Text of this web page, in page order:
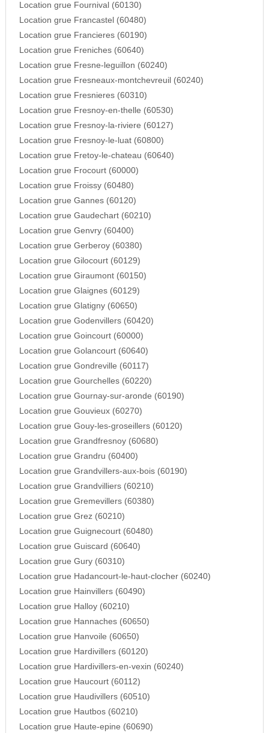
Location grue Fournival (60130)
Location grue Francastel (60480)
Location grue Francieres (60190)
Location grue Freniches (60640)
Location grue Fresne-leguillon (60240)
Location grue Fresneaux-montchevreuil (60240)
Location grue Fresnieres (60310)
Location grue Fresnoy-en-thelle (60530)
Location grue Fresnoy-la-riviere (60127)
Location grue Fresnoy-le-luat (60800)
Location grue Fretoy-le-chateau (60640)
Location grue Frocourt (60000)
Location grue Froissy (60480)
Location grue Gannes (60120)
Location grue Gaudechart (60210)
Location grue Genvry (60400)
Location grue Gerberoy (60380)
Location grue Gilocourt (60129)
Location grue Giraumont (60150)
Location grue Glaignes (60129)
Location grue Glatigny (60650)
Location grue Godenvillers (60420)
Location grue Goincourt (60000)
Location grue Golancourt (60640)
Location grue Gondreville (60117)
Location grue Gourchelles (60220)
Location grue Gournay-sur-aronde (60190)
Location grue Gouvieux (60270)
Location grue Gouy-les-groseillers (60120)
Location grue Grandfresnoy (60680)
Location grue Grandru (60400)
Location grue Grandvillers-aux-bois (60190)
Location grue Grandvilliers (60210)
Location grue Gremevillers (60380)
Location grue Grez (60210)
Location grue Guignecourt (60480)
Location grue Guiscard (60640)
Location grue Gury (60310)
Location grue Hadancourt-le-haut-clocher (60240)
Location grue Hainvillers (60490)
Location grue Halloy (60210)
Location grue Hannaches (60650)
Location grue Hanvoile (60650)
Location grue Hardivillers (60120)
Location grue Hardivillers-en-vexin (60240)
Location grue Haucourt (60112)
Location grue Haudivillers (60510)
Location grue Hautbos (60210)
Location grue Haute-epine (60690)